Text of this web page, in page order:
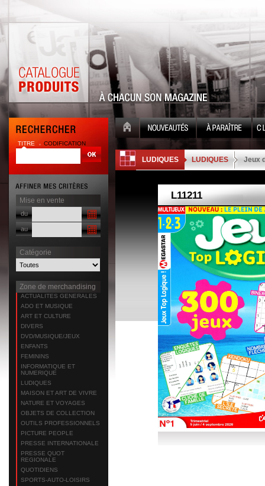
TITRE CODIFICATION
Mise en vente
du
au
Catégorie
Zone de merchandising
ACTUALITES GENERALES
ADO ET MUSIQUE
ART ET CULTURE
DIVERS
DVD/MUSIQUE/JEUX
ENFANTS
FEMININS
INFORMATIQUE ET
NUMERIQUE
LUDIQUES
MAISON ET ART DE VIVRE
NATURE ET VOYAGES
OBJETS DE COLLECTION
OUTILS PROFESSIONNELS
PICTURE PEOPLE
PRESSE INTERNATIONALE
PRESSE QUOT
REGIONALE
QUOTIDIENS
SPORTS-AUTO-LOISIRS
LUDIQUES LUDIQUES Jeux